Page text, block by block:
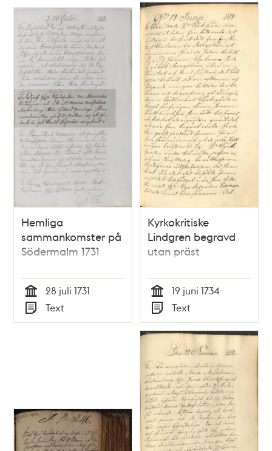
Hemliga
sammankomster på
Södermalm 1731
Tid
28 juli 1731
Typ
Text
Kyrkokritiske
Lindgren begravd
utan präst
Tid
19 juni 1734
Typ
Text